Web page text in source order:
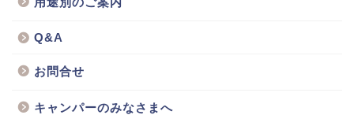
Q&A
お問合せ
キャンパーのみなさまへ